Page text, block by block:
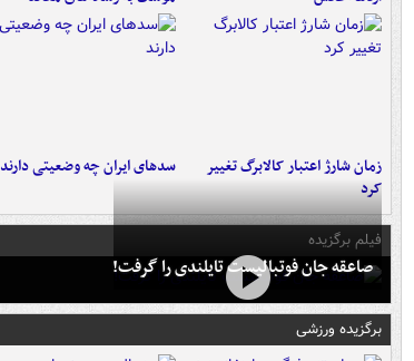
زمان شارژ اعتبار کالابرگ تغییر
کرد
سدهای ایران چه وضعیتی دارند
فیلم برگزیده
صاعقه جان فوتبالیست تایلندی را گرفت!
برگزیده ورزشی